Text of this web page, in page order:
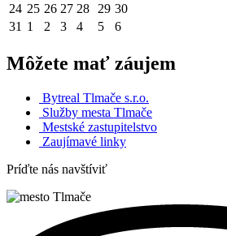
24 25 26 27 28 29 30
31 1 2 3 4 5 6
Môžete mať záujem
Bytreal Tlmače s.r.o.
Služby mesta Tlmače
Mestské zastupitelstvo
Zaujímavé linky
Príďte nás navštíviť